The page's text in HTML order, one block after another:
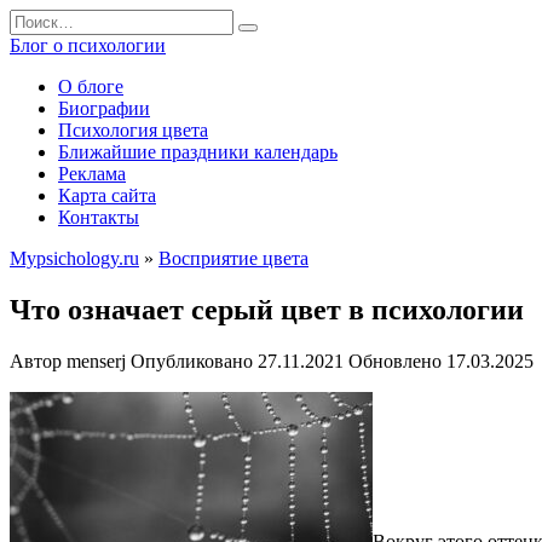
Перейти
к
Search
for:
Блог о психологии
О блоге
Биографии
Психология цвета
Ближайшие праздники календарь
Реклама
Карта сайта
Контакты
Mypsichology.ru » Восприятие цвета
Что означает серый цвет в психологии
Автор menserj Опубликовано 27.11.2021 Обновлено 17.03.2025